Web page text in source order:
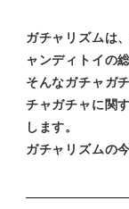
ガチャリズムは
ャンディトイの
そんなガチャガ
チャガチャに関
します。
ガチャリズムの